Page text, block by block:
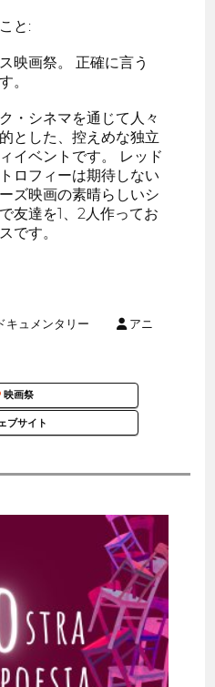
と:
映画祭。 正確に言う
。
・シネマを通じて人々
とした、控えめな独立
イベントです。 レッド
ロフィーは期待しない
ズ映画の素晴らしいシ
友達を1、2人作ってお
です。
キュメンタリー
アニ
映画祭
ブサイト